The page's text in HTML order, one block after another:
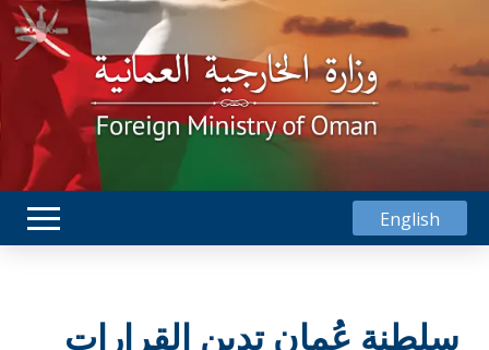
English
سلطنة عُمان تدين القرارات